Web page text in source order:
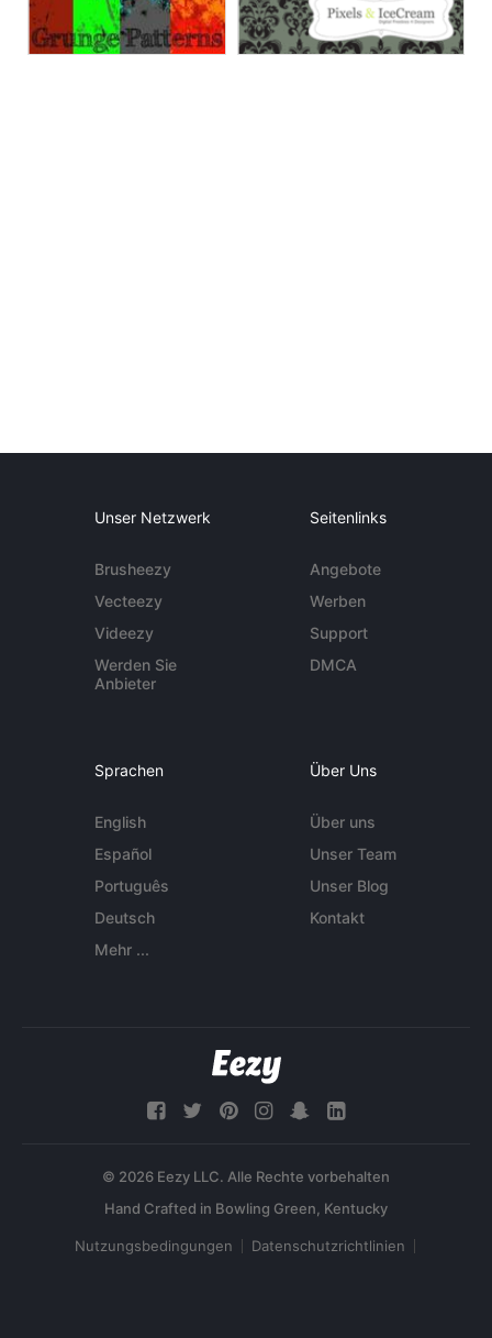
Unser Netzwerk
Brusheezy
Vecteezy
Videezy
Werden Sie
Anbieter
Seitenlinks
Angebote
Werben
Support
DMCA
Sprachen
English
Español
Português
Deutsch
Mehr ...
Über Uns
Über uns
Unser Team
Unser Blog
Kontakt
© 2026 Eezy LLC. Alle Rechte vorbehalten
Nutzungsbedingungen Datenschutzrichtlinien